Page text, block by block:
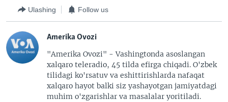
Ulashing Follow us
Amerika Ovozi
"Amerika Ovozi" - Vashingtonda asoslangan
xalqaro teleradio, 45 tilda efirga chiqadi. O'zbek
tilidagi ko'rsatuv va eshittirishlarda nafaqat
xalqaro hayot balki siz yashayotgan jamiyatdagi
muhim o'zgarishlar va masalalar yoritiladi.